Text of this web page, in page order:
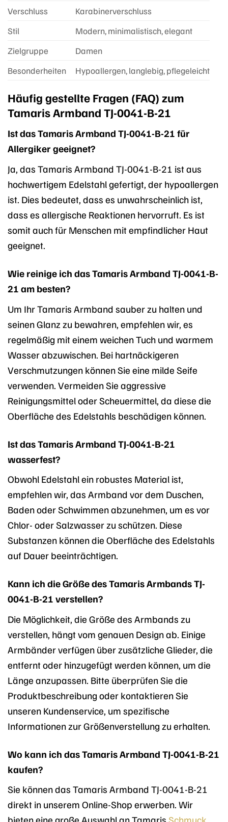
Verschluss
Karabinerverschluss
Stil
Modern, minimalistisch, elegant
Zielgruppe
Damen
Besonderheiten
Hypoallergen, langlebig, pflegeleicht
Häufig gestellte Fragen (FAQ) zum
Tamaris Armband TJ-0041-B-21
Ist das Tamaris Armband TJ-0041-B-21 für
Allergiker geeignet?
Ja, das Tamaris Armband TJ-0041-B-21 ist aus
hochwertigem Edelstahl gefertigt, der hypoallergen
ist. Dies bedeutet, dass es unwahrscheinlich ist,
dass es allergische Reaktionen hervorruft. Es ist
somit auch für Menschen mit empfindlicher Haut
geeignet.
Wie reinige ich das Tamaris Armband TJ-0041-B-
21 am besten?
Um Ihr Tamaris Armband sauber zu halten und
seinen Glanz zu bewahren, empfehlen wir, es
regelmäßig mit einem weichen Tuch und warmem
Wasser abzuwischen. Bei hartnäckigeren
Verschmutzungen können Sie eine milde Seife
verwenden. Vermeiden Sie aggressive
Reinigungsmittel oder Scheuermittel, da diese die
Oberfläche des Edelstahls beschädigen können.
Ist das Tamaris Armband TJ-0041-B-21
wasserfest?
Obwohl Edelstahl ein robustes Material ist,
empfehlen wir, das Armband vor dem Duschen,
Baden oder Schwimmen abzunehmen, um es vor
Chlor- oder Salzwasser zu schützen. Diese
Substanzen können die Oberfläche des Edelstahls
auf Dauer beeinträchtigen.
Kann ich die Größe des Tamaris Armbands TJ-
0041-B-21 verstellen?
Die Möglichkeit, die Größe des Armbands zu
verstellen, hängt vom genauen Design ab. Einige
Armbänder verfügen über zusätzliche Glieder, die
entfernt oder hinzugefügt werden können, um die
Länge anzupassen. Bitte überprüfen Sie die
Produktbeschreibung oder kontaktieren Sie
unseren Kundenservice, um spezifische
Informationen zur Größenverstellung zu erhalten.
Wo kann ich das Tamaris Armband TJ-0041-B-21
kaufen?
Sie können das Tamaris Armband TJ-0041-B-21
direkt in unserem Online-Shop erwerben. Wir